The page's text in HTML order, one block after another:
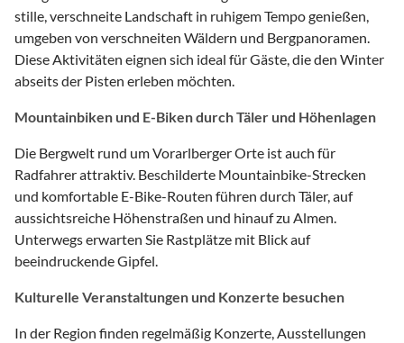
stille, verschneite Landschaft in ruhigem Tempo genießen,
umgeben von verschneiten Wäldern und Bergpanoramen.
Diese Aktivitäten eignen sich ideal für Gäste, die den Winter
abseits der Pisten erleben möchten.
Mountainbiken und E-Biken durch Täler und Höhenlagen
Die Bergwelt rund um Vorarlberger Orte ist auch für
Radfahrer attraktiv. Beschilderte Mountainbike-Strecken
und komfortable E-Bike-Routen führen durch Täler, auf
aussichtsreiche Höhenstraßen und hinauf zu Almen.
Unterwegs erwarten Sie Rastplätze mit Blick auf
beeindruckende Gipfel.
Kulturelle Veranstaltungen und Konzerte besuchen
In der Region finden regelmäßig Konzerte, Ausstellungen